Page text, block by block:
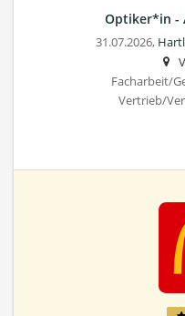
Optiker*in -
31.07.2026,
Facharbeit/
Vertrieb/